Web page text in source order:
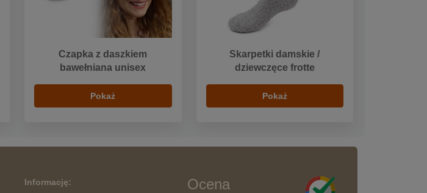
Czapka z daszkiem
bawełniana unisex
Pokaż
Skarpetki damskie /
dziewczęce frotte
Pokaż
Informację:
Ocena